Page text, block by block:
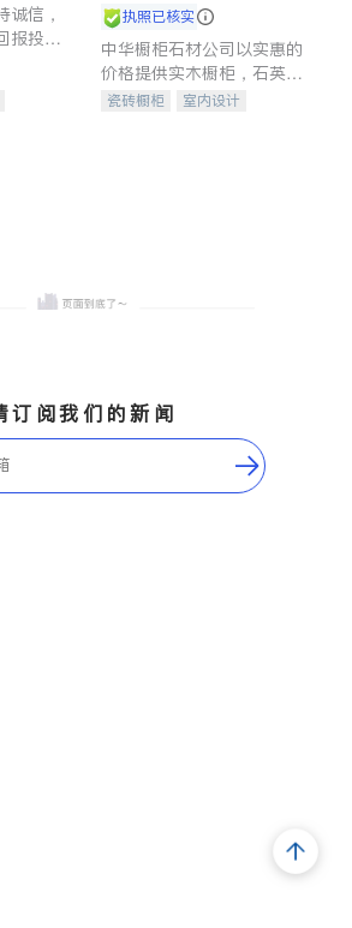
诚信，
报投资
执照已核实
中华橱柜石材公司以实惠的
价格提供实木橱柜，石英石
台面，多种优质不锈钢水
瓷砖橱柜
室内设计
订阅我们的新闻